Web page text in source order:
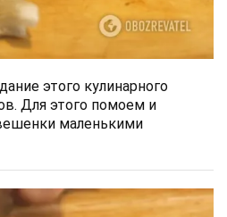
этого кулинарного
Для этого помоем и
маленькими